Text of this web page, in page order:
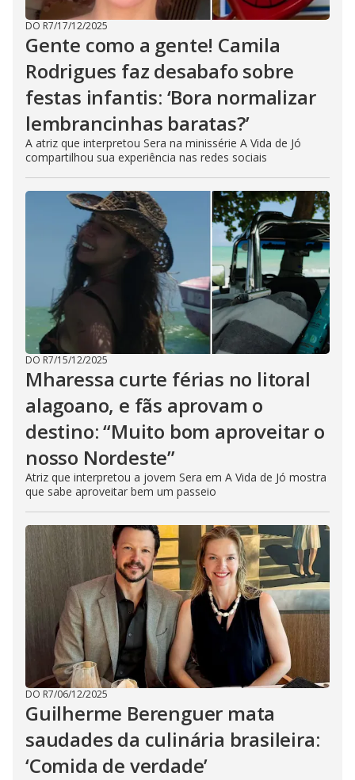
DO R7/17/12/2025
Gente como a gente! Camila
Rodrigues faz desabafo sobre
festas infantis: ‘Bora normalizar
lembrancinhas baratas?’
A atriz que interpretou Sera na minissérie A Vida de Jó
compartilhou sua experiência nas redes sociais
DO R7/15/12/2025
Mharessa curte férias no litoral
alagoano, e fãs aprovam o
destino: “Muito bom aproveitar o
nosso Nordeste”
Atriz que interpretou a jovem Sera em A Vida de Jó mostra
que sabe aproveitar bem um passeio
DO R7/06/12/2025
Guilherme Berenguer mata
saudades da culinária brasileira:
‘Comida de verdade’